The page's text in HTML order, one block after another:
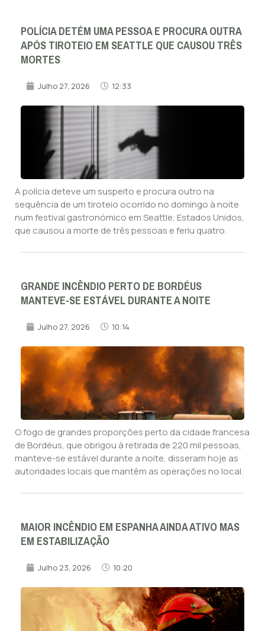
POLÍCIA DETÉM UMA PESSOA E PROCURA OUTRA
APÓS TIROTEIO EM SEATTLE QUE CAUSOU TRÊS
MORTES
Julho 27, 2026 12:33
A polícia deteve um suspeito e procura outro na
sequência de um tiroteio ocorrido no domingo à noite
num festival gastronómico em Seattle, Estados Unidos,
que causou a morte de três pessoas e feriu quatro.
GRANDE INCÊNDIO PERTO DE BORDÉUS
MANTEVE-SE ESTÁVEL DURANTE A NOITE
Julho 27, 2026 10:14
O fogo de grandes proporções perto da cidade francesa
de Bordéus, que obrigou à retirada de 220 mil pessoas,
manteve-se estável durante a noite, disseram hoje as
autoridades locais que mantêm as operações no local.
MAIOR INCÊNDIO EM ESPANHA AINDA ATIVO MAS
EM ESTABILIZAÇÃO
Julho 23, 2026 10:20